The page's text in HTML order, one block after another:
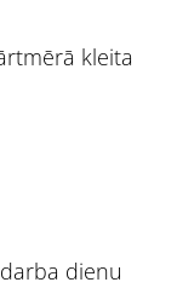
kleita
dienu